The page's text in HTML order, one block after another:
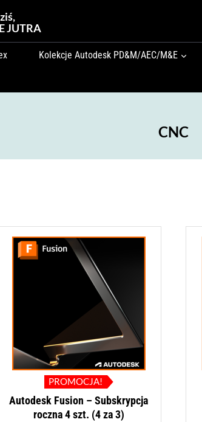
JUTRA
Kolekcje Autodesk PD&M/AEC/M&E
CNC
PROMOCJA!
Autodesk Fusion – Subskrypcja
roczna 4 szt. (4 za 3)